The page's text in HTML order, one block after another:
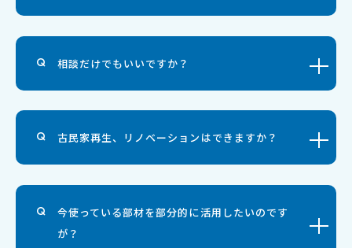
相談だけでもいいですか？
古民家再生、リノベーションはできますか？
今使っている部材を部分的に活用したいのです
が？